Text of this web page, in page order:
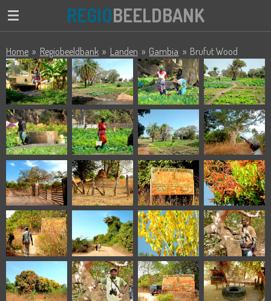
Ga
de
hoofdinhoud
REGIOBEELDBANK
Home » Regiobeeldbank » Landen » Gambia » Brufut Wood